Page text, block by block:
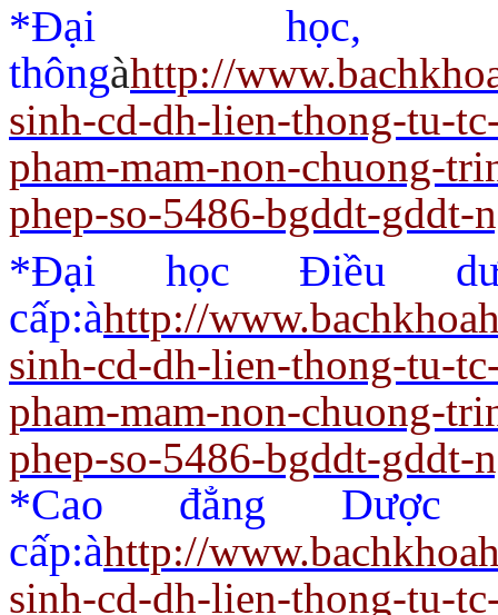
*Đại học,
thôngàhttp://
sinh-cd-dh-lien-thong-tu-
pham-mam-non-chuong-
phep-so-5486-bgddt-gddt-
*Đại học Điều
cấp:àhttp://
sinh-cd-dh-lien-thong-tu-
pham-mam-non-chuong-
phep-so-5486-bgddt-gddt-
*Cao đẳng
cấp:àhttp://
sinh-cd-dh-lien-thong-tu-